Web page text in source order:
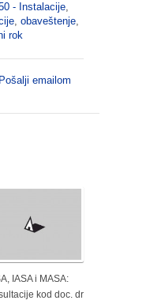
- Instalacije,
, obaveštenje,
rok
Pošalji emailom
IASA i MASA:
kod doc. dr